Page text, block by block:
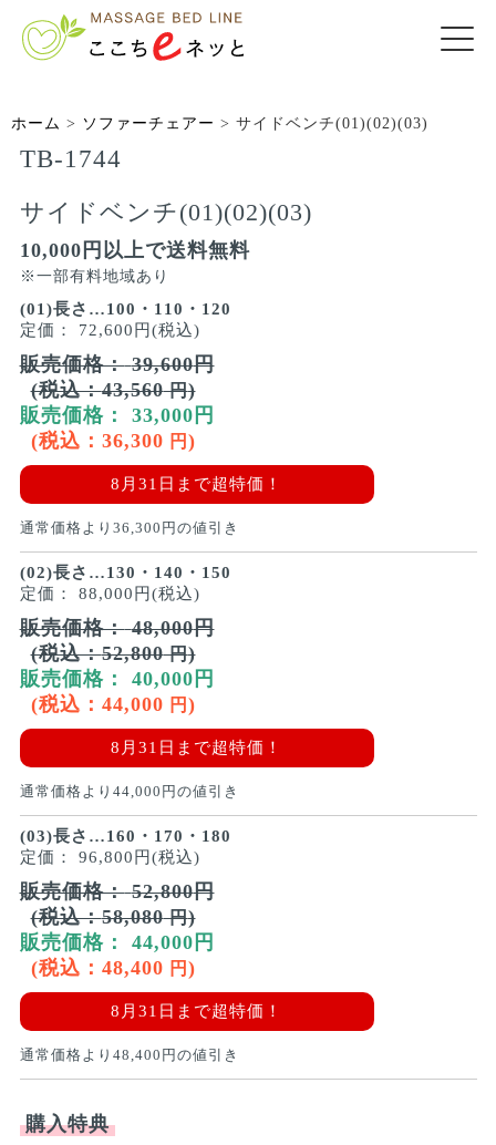
ホーム > ソファーチェアー > サイドベンチ(01)(02)(03)
TB-1744
サイドベンチ(01)(02)(03)
10,000円以上で送料無料
※一部有料地域あり
(01)長さ…100・110・120
定価：
72,600円(税込)
販売価格： 39,600円
(税込：43,560円)
販売価格：
33,000 円
(税込： 36,300 円 )
8月31日まで超特価！
通常価格より 36,300 円の値引き
(02)長さ…130・140・150
定価：
88,000円(税込)
販売価格： 48,000円
(税込：52,800円)
販売価格：
40,000 円
(税込： 44,000 円 )
8月31日まで超特価！
通常価格より 44,000 円の値引き
(03)長さ…160・170・180
定価：
96,800円(税込)
販売価格： 52,800円
(税込：58,080円)
販売価格：
44,000 円
(税込： 48,400 円 )
8月31日まで超特価！
通常価格より 48,400 円の値引き
購入特典